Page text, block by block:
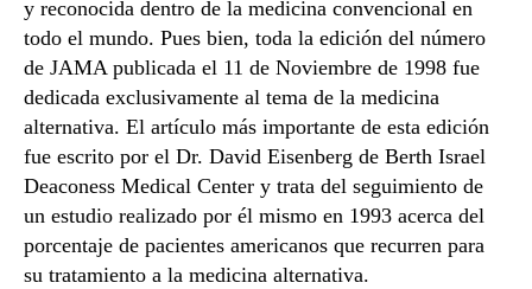
y reconocida dentro de la medicina convencional en
todo el mundo. Pues bien, toda la edición del número
de JAMA publicada el 11 de Noviembre de 1998 fue
dedicada exclusivamente al tema de la medicina
alternativa. El artículo más importante de esta edición
fue escrito por el Dr. David Eisenberg de Berth Israel
Deaconess Medical Center y trata del seguimiento de
un estudio realizado por él mismo en 1993 acerca del
porcentaje de pacientes americanos que recurren para
su tratamiento a la medicina alternativa.